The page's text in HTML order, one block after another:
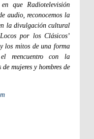
que Radiotelevisión
audio, reconocemos la
la divulgación cultural
por los Clásicos’
los mitos de una forma
reencuentro con la
mujeres y hombres de